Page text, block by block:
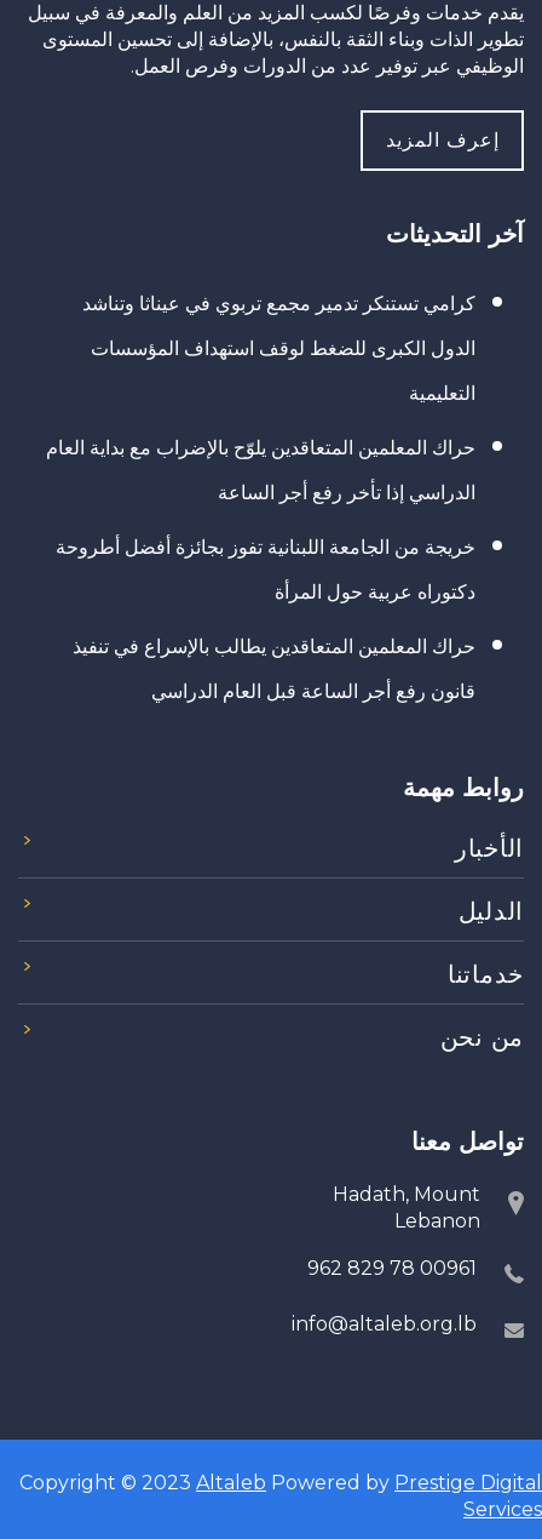
يقدم خدمات وفرصًا لكسب المزيد من العلم والمعرفة في سبيل
تطوير الذات وبناء الثقة بالنفس، بالإضافة إلى تحسين المستوى
الوظيفي عبر توفير عدد من الدورات وفرص العمل.
إعرف المزيد
آخر التحديثات
كرامي تستنكر تدمير مجمع تربوي في عيناثا وتناشد
الدول الكبرى للضغط لوقف استهداف المؤسسات
التعليمية
حراك المعلمين المتعاقدين يلوّح بالإضراب مع بداية العام
الدراسي إذا تأخر رفع أجر الساعة
خريجة من الجامعة اللبنانية تفوز بجائزة أفضل أطروحة
دكتوراه عربية حول المرأة
حراك المعلمين المتعاقدين يطالب بالإسراع في تنفيذ
قانون رفع أجر الساعة قبل العام الدراسي
روابط مهمة
الأخبار
الدليل
خدماتنا
من نحن
تواصل معنا
Hadath, Mount
Lebanon
00961 78 829 962
info@altaleb.org.lb
Copyright © 2023 Altaleb Powered by Prestige Digital
Services